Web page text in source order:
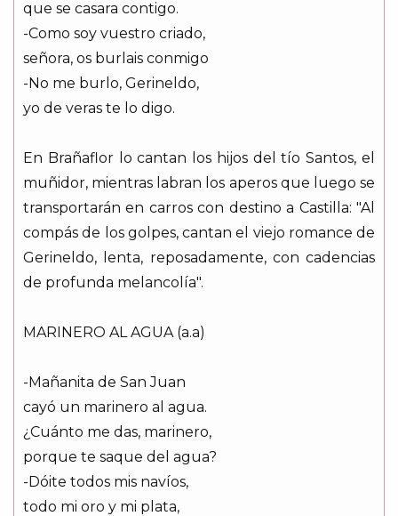
que se casara contigo.
-Como soy vuestro criado,
señora, os burlais conmigo
-No me burlo, Gerineldo,
yo de veras te lo digo.
En Brañaflor lo cantan los hijos del tío Santos, el
muñidor, mientras labran los aperos que luego se
transportarán en carros con destino a Castilla: "Al
compás de los golpes, cantan el viejo romance de
Gerineldo, lenta, reposadamente, con cadencias
de profunda melancolía".
MARINERO AL AGUA (a.a)
-Mañanita de San Juan
cayó un marinero al agua.
¿Cuánto me das, marinero,
porque te saque del agua?
-Dóite todos mis navíos,
todo mi oro y mi plata,